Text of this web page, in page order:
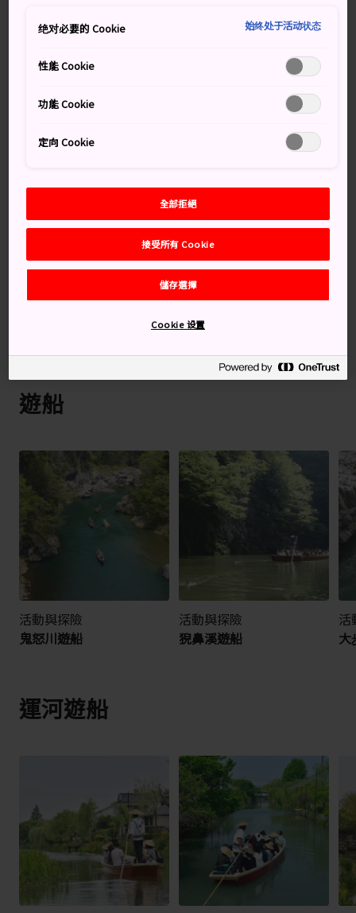
鬼怒川遊船
大歩危峽觀光遊覽船 柳川乘船
保津川遊船
遊船
活動與探險
鬼怒川遊船
活動與探險
猊鼻溪遊船
活
大
運河遊船
绝对必要的 Cookie 始终处于活动状态
性能 Cookie
功能 Cookie
定向 Cookie
全部拒絕
接受所有 Cookie
儲存選擇
Cookie 设置